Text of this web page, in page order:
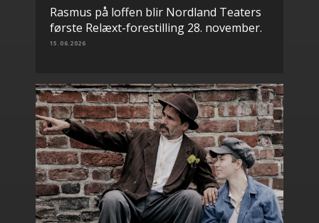
Rasmus på loffen blir Nordland Teaters
første Relæxt-forestilling 28. november.
15.06.2026